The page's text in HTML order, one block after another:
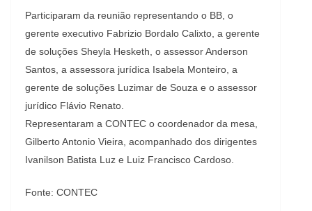
Participaram da reunião representando o BB, o
gerente executivo Fabrizio Bordalo Calixto, a gerente
de soluções Sheyla Hesketh, o assessor Anderson
Santos, a assessora jurídica Isabela Monteiro, a
gerente de soluções Luzimar de Souza e o assessor
jurídico Flávio Renato.
Representaram a CONTEC o coordenador da mesa,
Gilberto Antonio Vieira, acompanhado dos dirigentes
Ivanilson Batista Luz e Luiz Francisco Cardoso.
Fonte: CONTEC